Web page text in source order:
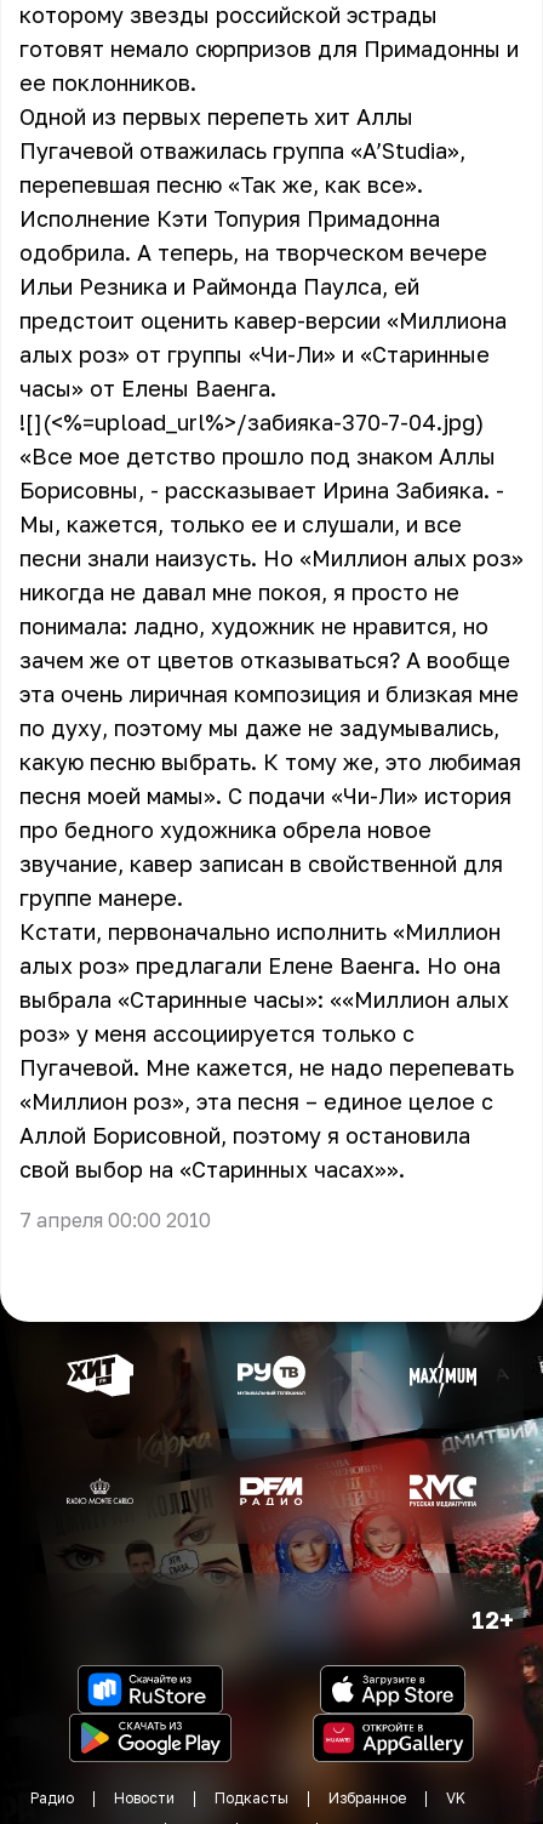
которому звезды российской эстрады
готовят немало сюрпризов для Примадонны и
ее поклонников.
Одной из первых перепеть хит Аллы
Пугачевой отважилась группа «A’Studia»,
перепевшая песню «Так же, как все».
Исполнение Кэти Топурия Примадонна
одобрила. А теперь, на творческом вечере
Ильи Резника и Раймонда Паулса, ей
предстоит оценить кавер-версии «Миллиона
алых роз» от группы «Чи-Ли» и «Старинные
часы» от Елены Ваенга.
![](<%=upload_url%>/забияка-370-7-04.jpg)
«Все мое детство прошло под знаком Аллы
Борисовны, - рассказывает Ирина Забияка. -
Мы, кажется, только ее и слушали, и все
песни знали наизусть. Но «Миллион алых роз»
никогда не давал мне покоя, я просто не
понимала: ладно, художник не нравится, но
зачем же от цветов отказываться? А вообще
эта очень лиричная композиция и близкая мне
по духу, поэтому мы даже не задумывались,
какую песню выбрать. К тому же, это любимая
песня моей мамы». С подачи «Чи-Ли» история
про бедного художника обрела новое
звучание, кавер записан в свойственной для
группе манере.
Кстати, первоначально исполнить «Миллион
алых роз» предлагали Елене Ваенга. Но она
выбрала «Старинные часы»: ««Миллион алых
роз» у меня ассоциируется только с
Пугачевой. Мне кажется, не надо перепевать
«Миллион роз», эта песня – единое целое с
Аллой Борисовной, поэтому я остановила
свой выбор на «Старинных часах»».
7 апреля 00:00 2010
12+
Радио Новости Подкасты Избранное
VK